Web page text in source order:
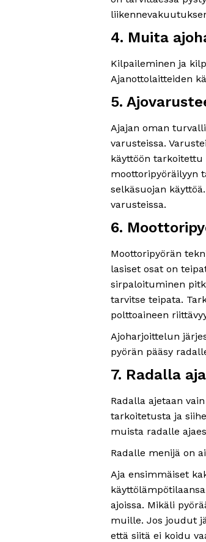
4. Muita
Kilpaileminen ja
Ajanottolaitteiden
5.
Ajajan oman
varusteissa.
käyttöön tarkoitettu
moottoripyöräilyyn
selkäsuojan
varusteissa.
6.
Moottoripyörän
lasiset osat on
sirpaloituminen
tarvitse teipata.
polttoaineen
Ajoharjoittelun
pyörän pääsy
7. Radalla
Radalla ajetaan
tarkoitetusta ja
muista radalle
Radalle menijä on
Aja ensimmäiset
ajoissa. Mikäli
muille. Jos joudut
että siitä ei koidu